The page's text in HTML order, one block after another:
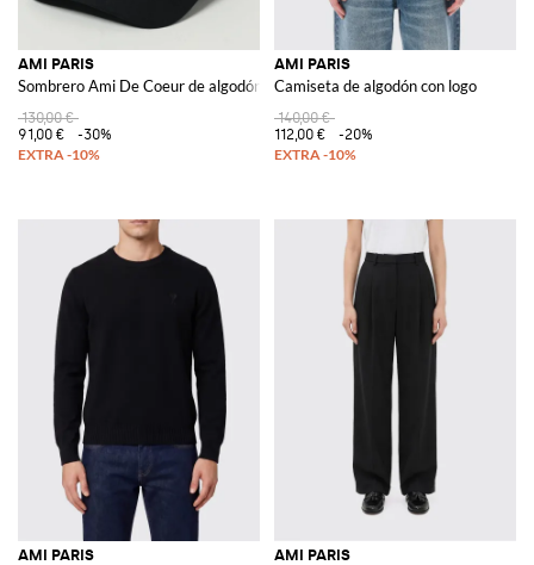
AMI PARIS
Sombrero Ami De Coeur de algodón con logo bordado
130,00 €
91,00 €
-30%
AMI PARIS
Camiseta de algodón con logo
140,00 €
112,00 €
-20%
AMI PARIS AMI PARIS